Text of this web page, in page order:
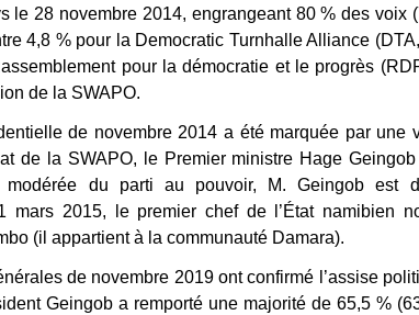
le 28 novembre 2014, engrangeant 80 % des voix
4,8 % pour la Democratic Turnhalle Alliance
pour la démocratie et le progrès
de la SWAPO.
de novembre 2014 a été marquée par une
de la SWAPO, le Premier ministre Hage
modérée du parti au pouvoir, M. Geingob est
mars 2015, le premier chef de l’État namibien
(il appartient à la communauté Damara).
de novembre 2019 ont confirmé l’assise
Geingob a remporté une majorité de 65,5 %